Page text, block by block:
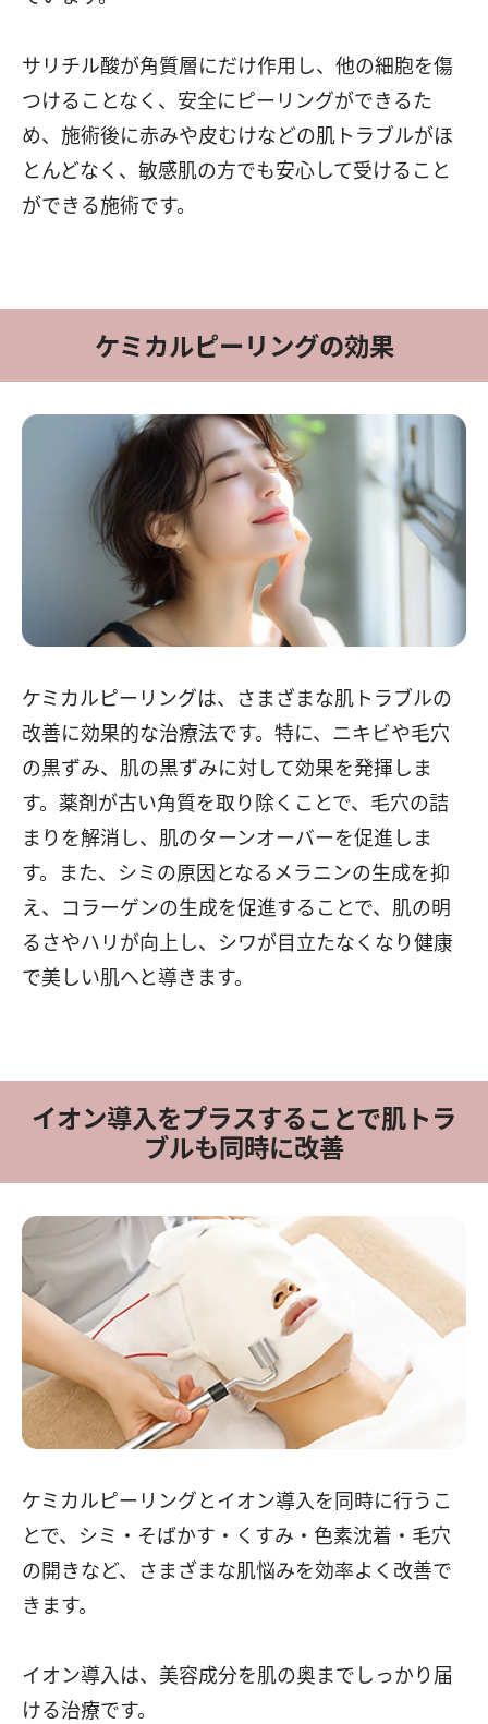
サリチル酸が角質層にだけ作用し、他の細胞を傷
つけることなく、安全にピーリングができるた
め、施術後に赤みや皮むけなどの肌トラブルがほ
とんどなく、敏感肌の方でも安心して受けること
ができる施術です。
ケミカルピーリングの効果
ケミカルピーリングは、さまざまな肌トラブルの
改善に効果的な治療法です。特に、ニキビや毛穴
の黒ずみ、肌の黒ずみに対して効果を発揮しま
す。薬剤が古い角質を取り除くことで、毛穴の詰
まりを解消し、肌のターンオーバーを促進しま
す。また、シミの原因となるメラニンの生成を抑
え、コラーゲンの生成を促進することで、肌の明
るさやハリが向上し、シワが目立たなくなり健康
で美しい肌へと導きます。
イオン導入をプラスすることで肌トラ
ブルも同時に改善
ケミカルピーリングとイオン導入を同時に行うこ
とで、シミ・そばかす・くすみ・色素沈着・毛穴
の開きなど、さまざまな肌悩みを効率よく改善で
きます。
イオン導入は、美容成分を肌の奥までしっかり届
ける治療です。